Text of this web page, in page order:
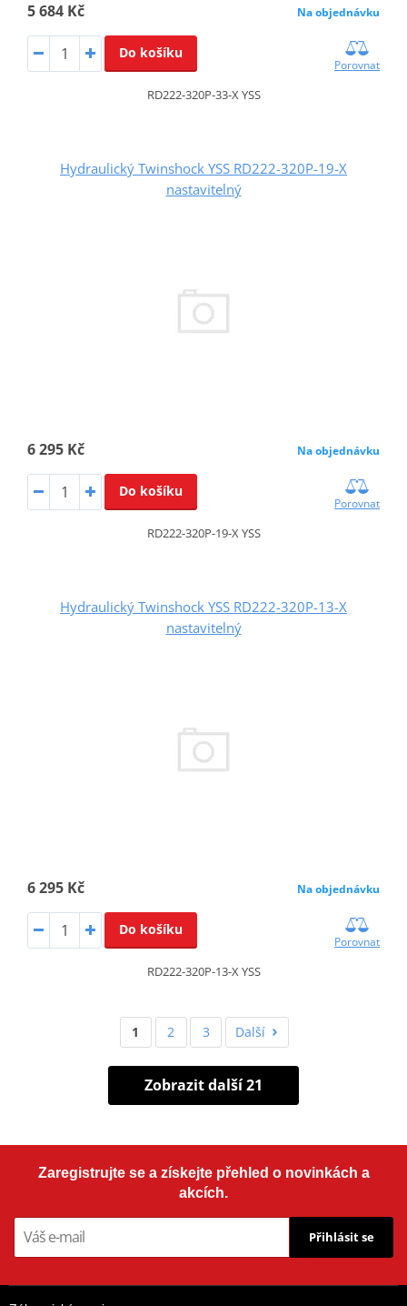
5 684 Kč Na objednávku
Do košíku
Porovnat
RD222-320P-33-X YSS
Hydraulický Twinshock YSS RD222-320P-19-X
nastavitelný
6 295 Kč Na objednávku
Do košíku
Porovnat
RD222-320P-19-X YSS
Hydraulický Twinshock YSS RD222-320P-13-X
nastavitelný
6 295 Kč Na objednávku
Do košíku
Porovnat
RD222-320P-13-X YSS
1 2 3 Další
Zobrazit další 21
Zaregistrujte se a získejte přehled o novinkách a
akcích.
Přihlásit se